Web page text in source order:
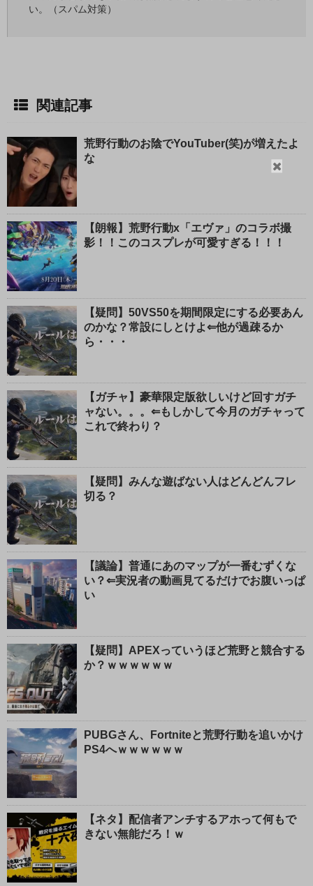
閉
い。（スパム対策）
関連記事
荒野行動のお陰でYouTuber(笑)が増えたよ
な
【朗報】荒野行動x「エヴァ」のコラボ撮
影！！このコスプレが可愛すぎる！！！
【疑問】50VS50を期間限定にする必要あん
のかな？常設にしとけよ⇐他が過疎るか
ら・・・
【ガチャ】豪華限定版欲しいけど回すガチ
ャない。。。⇐もしかして今月のガチャって
これで終わり？
【疑問】みんな遊ばない人はどんどんフレ
切る？
【議論】普通にあのマップが一番むずくな
い？⇐実況者の動画見てるだけでお腹いっぱ
い
【疑問】APEXっていうほど荒野と競合する
か？ｗｗｗｗｗｗ
PUBGさん、Fortniteと荒野行動を追いかけ
PS4へｗｗｗｗｗｗ
【ネタ】配信者アンチするアホって何もで
きない無能だろ！ｗ